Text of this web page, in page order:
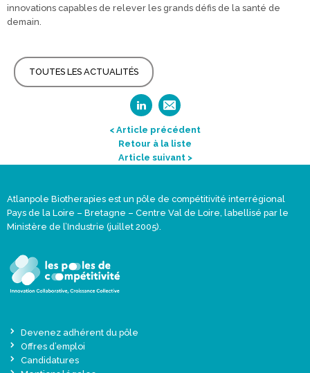
innovations capables de relever les grands défis de la santé de
demain.
TOUTES LES ACTUALITÉS
< Article précédent
Retour à la liste
Article suivant >
Atlanpole Biotherapies est un pôle de compétitivité interrégional
Pays de la Loire – Bretagne – Centre Val de Loire, labellisé par le
Ministère de l’Industrie (juillet 2005).
Devenez adhérent du pôle
Offres d’emploi
Candidatures